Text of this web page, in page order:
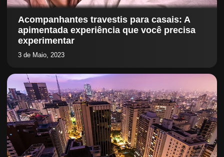
Acompanhantes travestis para casais: A
apimentada experiência que você precisa
experimentar
3 de Maio, 2023